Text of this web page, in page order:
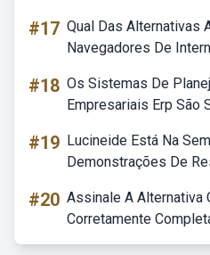
#17 Qual Das Alternativas
Navegadores De
#18 Os Sistemas De
Empresariais Erp São
#19 Lucineide Está Na
Demonstrações De
#20 Assinale A Alternativa
Corretamente